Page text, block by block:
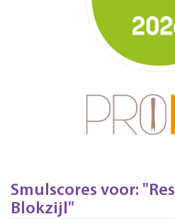
Smulscores voor:
Blokzijl"